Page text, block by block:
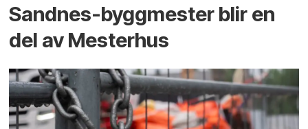
Sandnes-byggmester blir en
del av Mesterhus